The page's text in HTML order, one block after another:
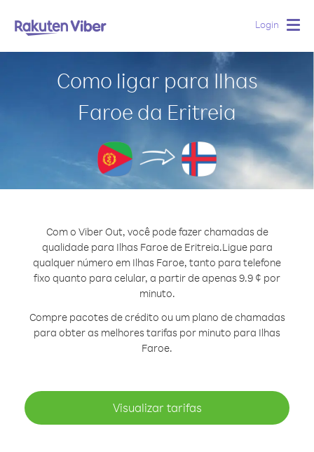
Login
Como ligar para Ilhas
Faroe da Eritreia
Com o Viber Out, você pode fazer chamadas de
qualidade para Ilhas Faroe de Eritreia.Ligue para
qualquer número em Ilhas Faroe, tanto para telefone
fixo quanto para celular, a partir de apenas 9.9 ¢ por
minuto.
Compre pacotes de crédito ou um plano de chamadas
para obter as melhores tarifas por minuto para Ilhas
Faroe.
Visualizar tarifas